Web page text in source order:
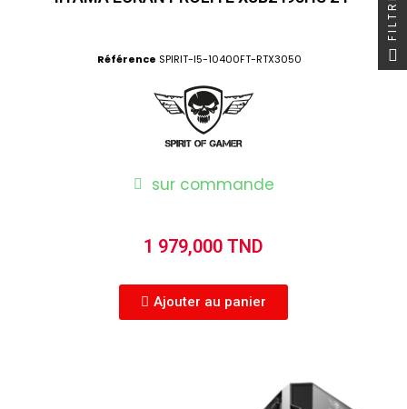
Référence SPIRIT-I5-10400FT-RTX3050
sur commande
1 979,000 TND
Ajouter au panier
FILTRER